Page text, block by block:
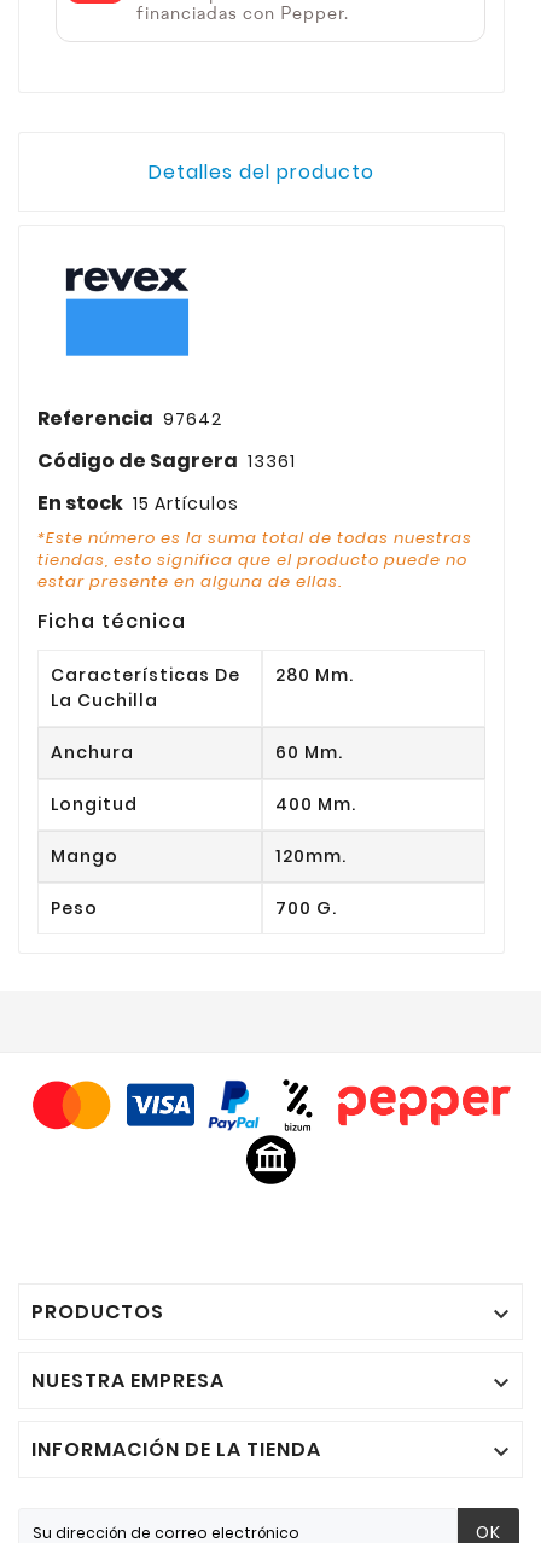
financiadas con Pepper.
Detalles del producto
Referencia 97642
Código de Sagrera 13361
En stock 15 Artículos
*Este número es la suma total de todas nuestras
tiendas, esto significa que el producto puede no
estar presente en alguna de ellas.
Ficha técnica
Características De
La Cuchilla
280 Mm.
Anchura 60 Mm.
Longitud 400 Mm.
Mango 120mm.
Peso 700 G.
PRODUCTOS 
NUESTRA EMPRESA 
INFORMACIÓN DE LA TIENDA 
OK